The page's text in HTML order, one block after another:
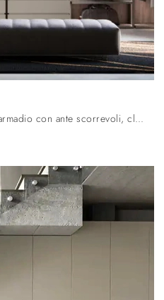
Se cerchi armadiature cabine armadio con ante scorrevoli, clicca e scopri l'armadio Flexi Cabina Armadio di Orme in laccato opaco.